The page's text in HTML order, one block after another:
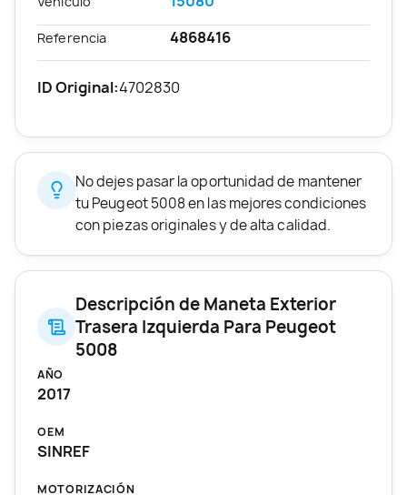
Referencia 4868416
ID Original:4702830
No dejes pasar la oportunidad de mantener
tu Peugeot 5008 en las mejores condiciones
con piezas originales y de alta calidad.
Descripción de Maneta Exterior
Trasera Izquierda Para Peugeot
5008
AÑO
2017
OEM
SINREF
MOTORIZACIÓN